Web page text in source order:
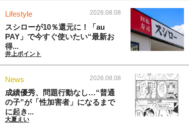
Lifestyle 2026.08.08
スシローが10％還元に！「au
PAY」で今すぐ使いたい“最新お
得...
井上ポイント
News 2026.08.08
成績優秀、問題行動なし…“普通
の子”が「性加害者」になるまで
に起き...
大夏えい